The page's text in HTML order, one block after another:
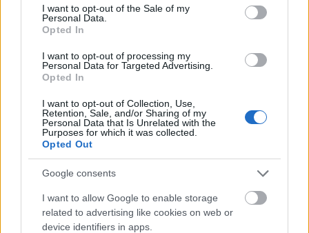
consent section.
I want to opt-out of the Sale of my
Personal Data.
Opted In
I want to opt-out of processing my
Personal Data for Targeted Advertising.
Opted In
I want to opt-out of Collection, Use,
Retention, Sale, and/or Sharing of my
Personal Data that Is Unrelated with the
Purposes for which it was collected.
Opted Out
Google consents
I want to allow Google to enable storage
related to advertising like cookies on web or
device identifiers in apps.
magyarország legnézettebb filmjei
(harmadik kiadás)
Takács Máté•2016. július 02.
Elsőként 2010-ben, az Avatar menetelésekor
született meg eme hiánypótló és box office-os
értekezéseink egy sarokkövét képező cikk, majd a
nagy sikerek 3D-s újrázásait megelőzően, 2012
elején vettük elő ismét. Annak is több mint négy éve
már, nevezett 3D-s újrák megtették a hatásukat, s
nem is…